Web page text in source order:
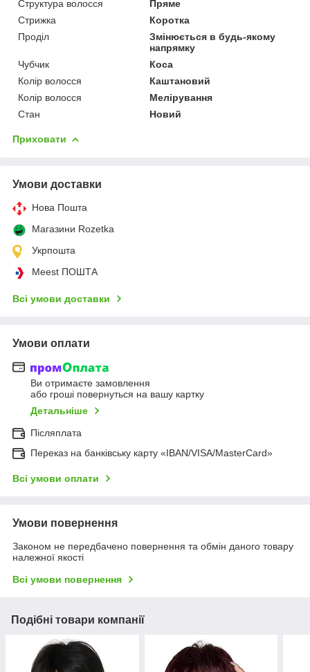
Структура волосся
Пряме
Стрижка
Коротка
Проділ
Змінюється в будь-якому
напрямку
Чубчик
Коса
Колір волосся
Каштановий
Колір волосся
Мелірування
Стан
Новий
Приховати
Умови доставки
Нова Пошта
Магазини Rozetka
Укрпошта
Meest ПОШТА
Всі умови доставки
Умови оплати
Ви отримаєте замовлення
або гроші повернуться на вашу картку
Детальніше
Післяплата
Переказ на банківську карту «IBAN/VISA/MasterCard»
Всі умови оплати
Умови повернення
Законом не передбачено повернення та обмін даного товару
належної якості
Всі умови повернення
Подібні товари компанії